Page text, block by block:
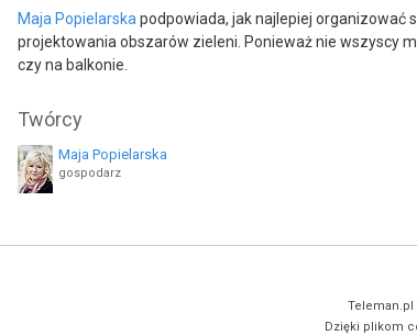
Maja Popielarska podpowiada, jak najlepiej organizować
projektowania obszarów zieleni. Ponieważ nie wszyscy
czy na balkonie.
Twórcy
Maja Popielarska
gospodarz
Teleman.pl
Dzięki plikom